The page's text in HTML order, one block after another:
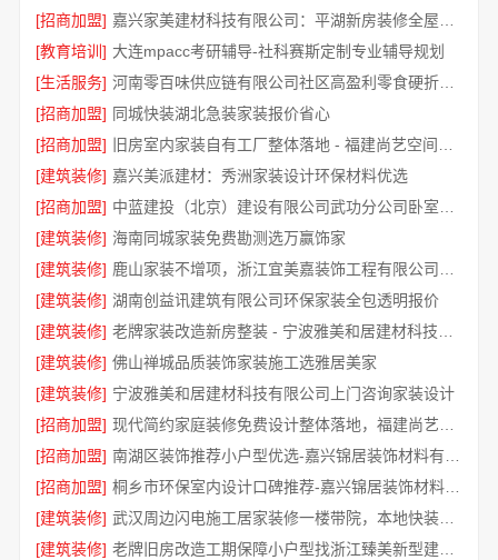
[招商加盟]
[教育培训] 大连mpacc考研辅导-社科赛斯定制专业辅导规划
[生活服务]
河南零百味供应链有限公司社区高盈利零食硬折扣全域盈利
[招商加盟] 同城快装湖北急装家装报价省心
[招商加盟]
[建筑装修] 嘉兴美派建材：秀洲家装设计环保材料优选
[招商加盟]
[建筑装修] 海南同城家装免费勘测选万赢饰家
[建筑装修]
[建筑装修] 湖南创益讯建筑有限公司环保家装全包透明报价
[建筑装修]
[建筑装修] 佛山禅城品质装饰家装施工选雅居美家
[建筑装修] 宁波雅美和居建材科技有限公司上门咨询家装设计
[招商加盟]
[招商加盟]
[招商加盟]
桐乡市环保室内设计口碑推荐-嘉兴锦居装饰材料有限公司
[建筑装修]
武汉周边闪电施工居家装修一楼带院，本地快装（湖北）科技有限公司快速交付
[建筑装修]
老牌旧房改造工期保障小户型找浙江臻美新型建材有限公司